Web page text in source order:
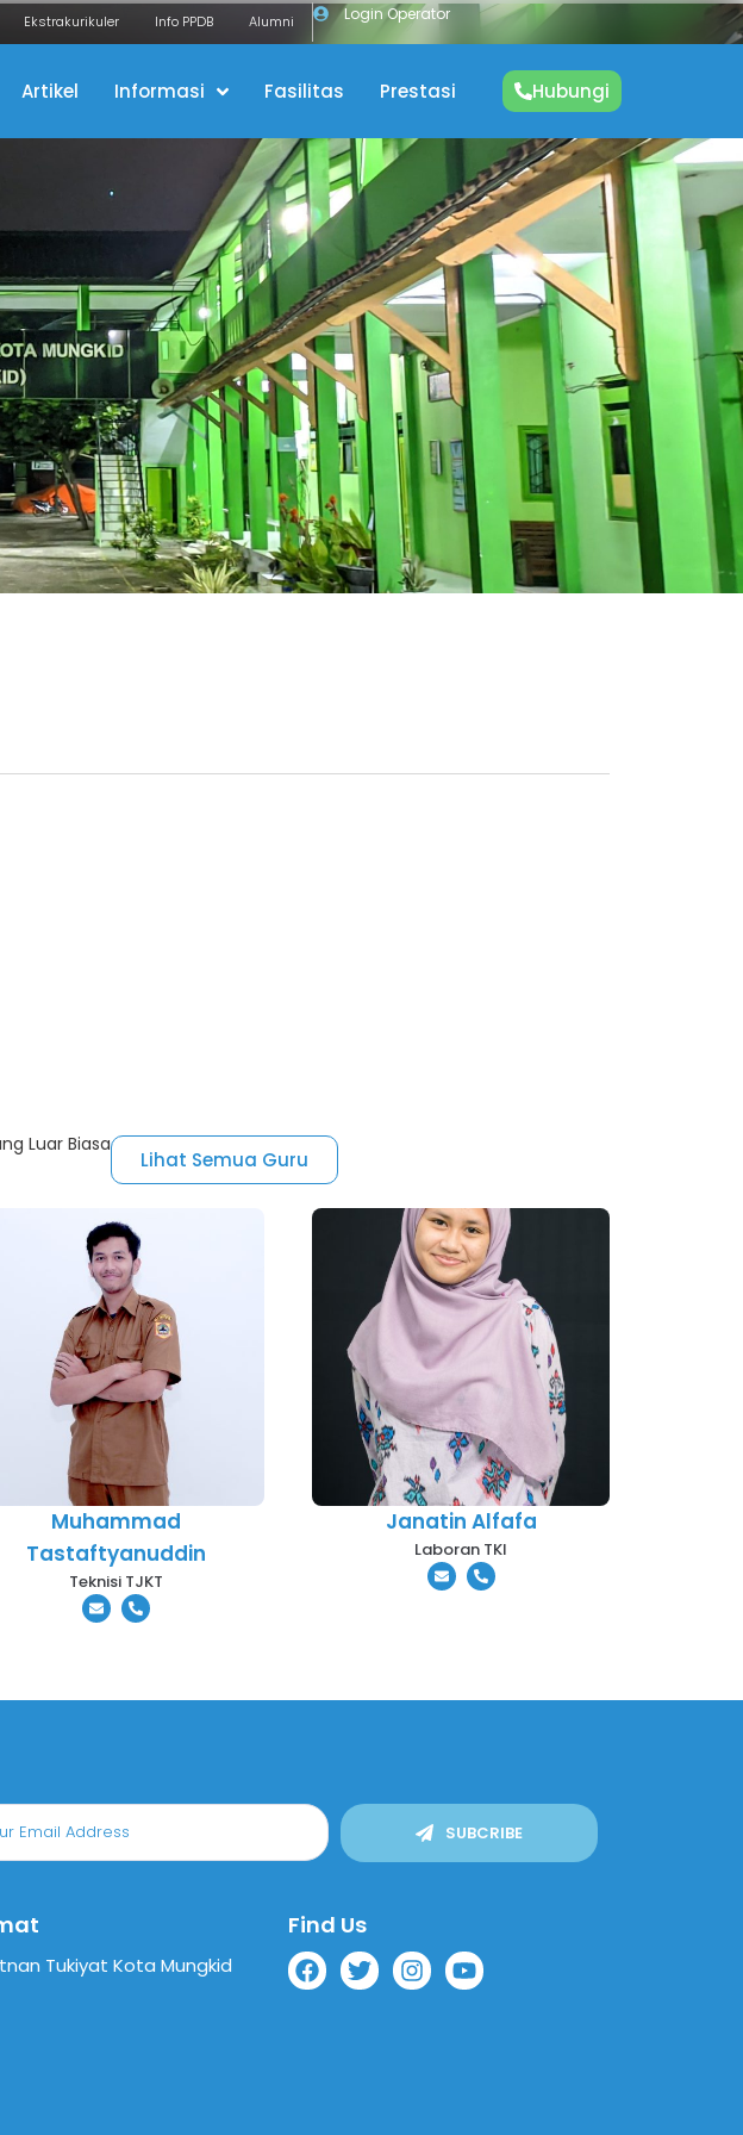
Ekstrakurikuler Info PPDB Alumni Login Operator
Artikel Informasi Fasilitas Prestasi Hubungi
Luar Biasa
Lihat Semua Guru
Muhammad
Tastaftyanuddin
Teknisi TJKT
Janatin Alfafa
Laboran TKI
SUBCRIBE
Tukiyat Kota Mungkid
Find Us